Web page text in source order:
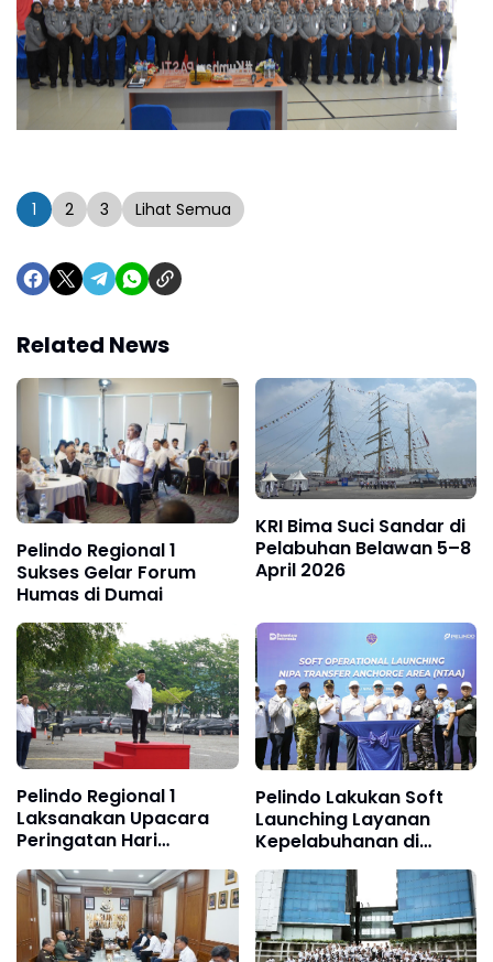
1 2 3 Lihat Semua
Related News
Pelindo Regional 1
Sukses Gelar Forum
Humas di Dumai
KRI Bima Suci Sandar di
Pelabuhan Belawan 5–8
April 2026
Pelindo Regional 1
Laksanakan Upacara
Peringatan Hari
ke-118 Tahun 2026
Pelindo Lakukan Soft
Launching Layanan
Kepelabuhanan di
Perairan Nipa